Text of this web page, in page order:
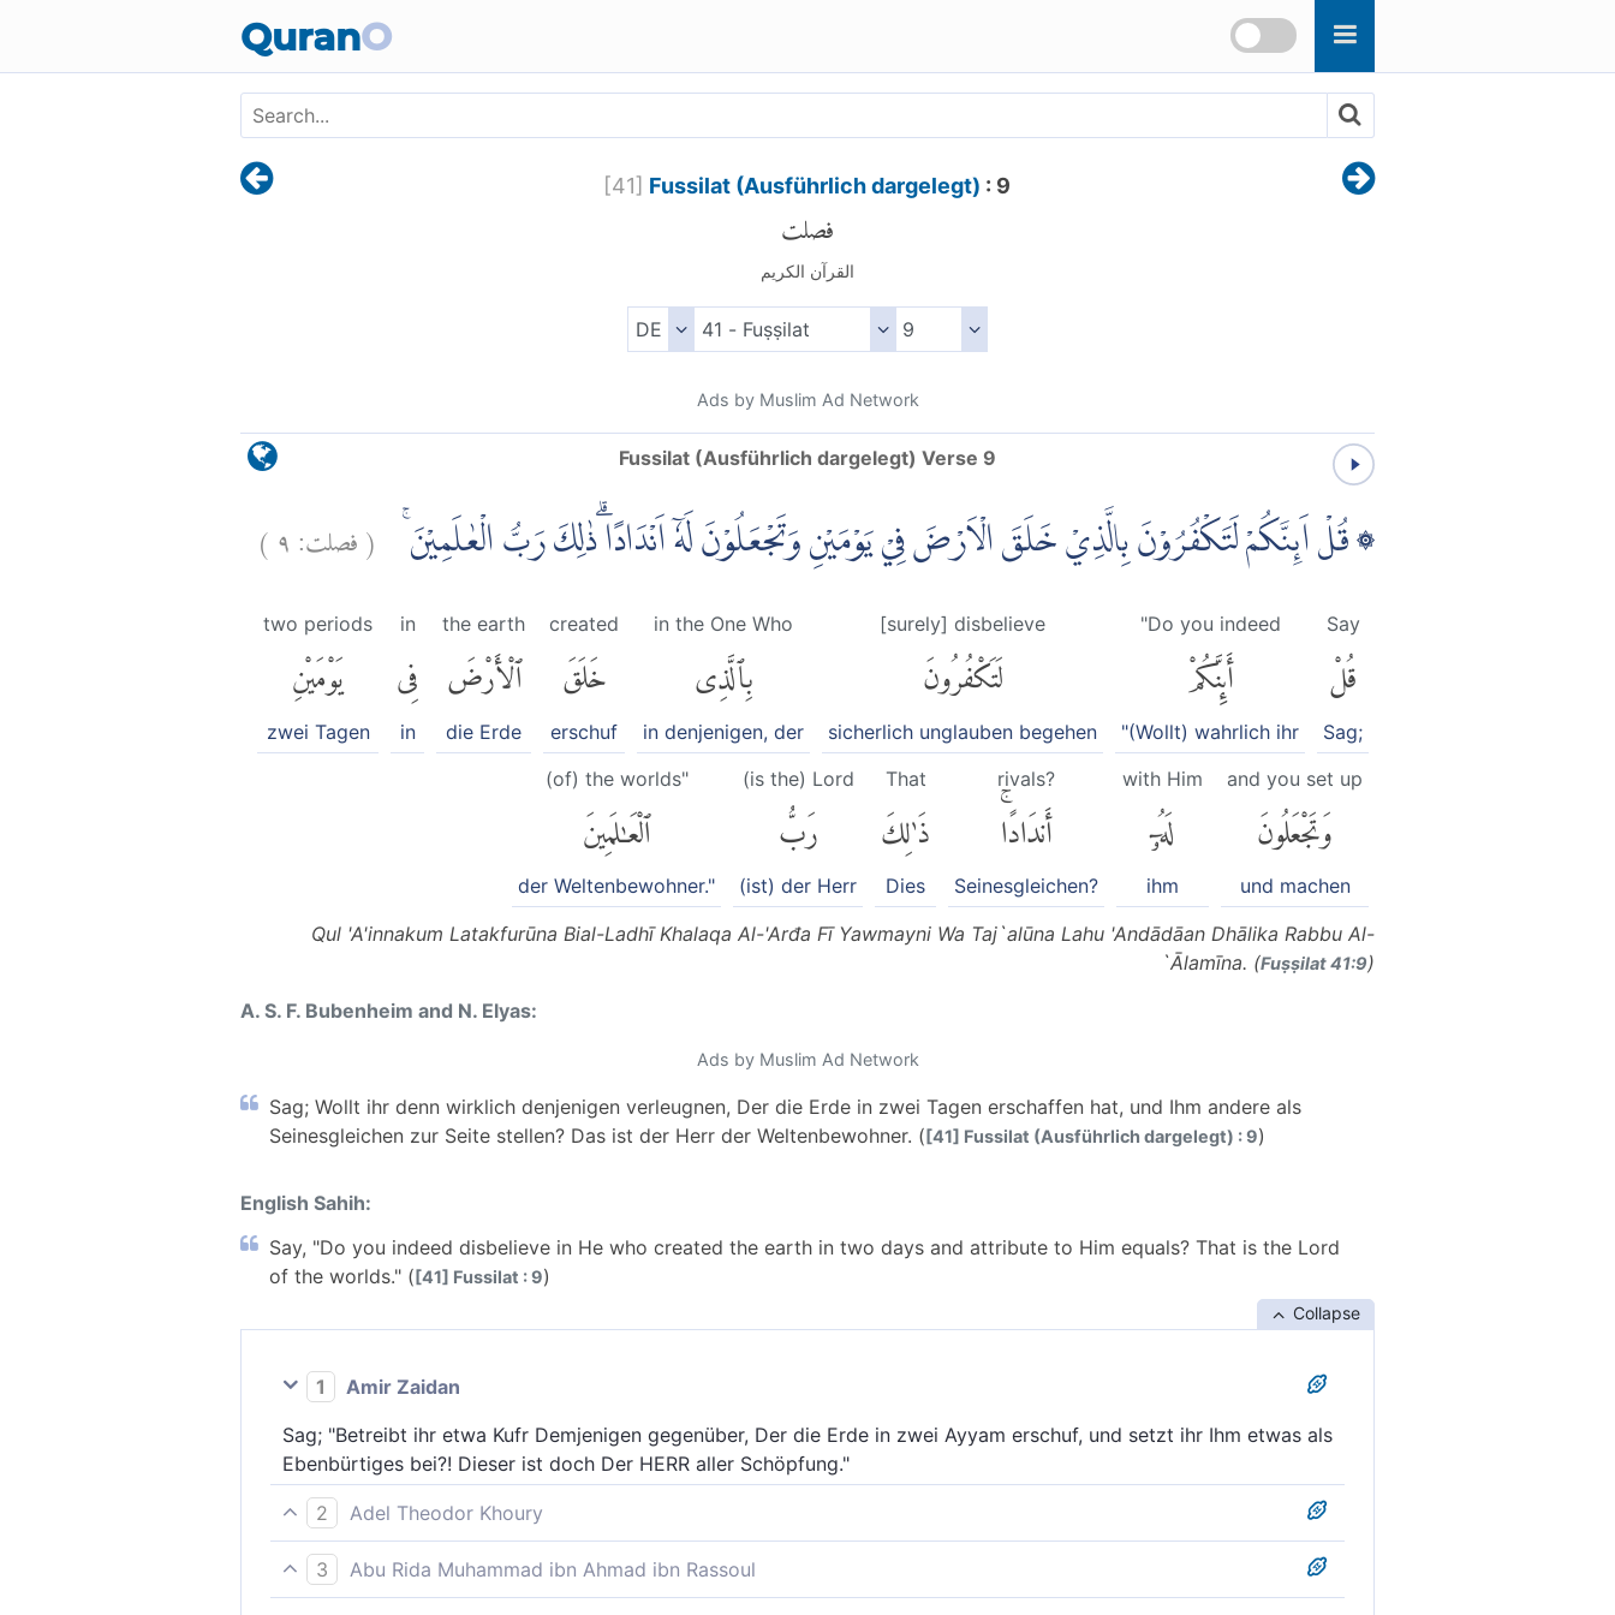
QuranO
[41] Fussilat (Ausführlich dargelegt) : 9
فصلت
القرآن الكريم
Ads by Muslim Ad Network
Fussilat (Ausführlich dargelegt) Verse 9
۞ قُلْ اَىِٕنَّكُمْ لَتَكْفُرُوْنَ بِالَّذِيْ خَلَقَ الْاَرْضَ فِيْ يَوْمَيْنِ وَتَجْعَلُوْنَ لَهٗٓ اَنْدَادًا ۗذٰلِكَ رَبُّ الْعٰلَمِيْنَ ۚ (فصلت:٩)
Say
قُلْ
Sag;
"Do you indeed
أَئِنَّكُمْ
"(Wollt) wahrlich ihr
[surely] disbelieve
لَتَكْفُرُونَ
sicherlich unglauben begehen
in the One Who
بِٱلَّذِى
in denjenigen, der
created
خَلَقَ
erschuf
the earth
ٱلْأَرْضَ
die Erde
in
فِى
in
two periods
يَوْمَيْنِ
zwei Tagen
and you set up
وَتَجْعَلُونَ
und machen
with Him
لَهُۥٓ
ihm
rivals?
أَندَادًاۚ
Seinesgleichen?
That
ذَٰلِكَ
Dies
(is the) Lord
رَبُّ
(ist) der Herr
(of) the worlds"
ٱلْعَٰلَمِينَ
der Weltenbewohner."
Qul 'A'innakum Latakfurūna Bial-Ladhī Khalaqa Al-'Arđa Fī Yawmayni Wa Taj`alūna Lahu 'Andādāan Dhālika Rabbu Al-
`Ālamīna. (Fuṣṣilat 41:9)
A. S. F. Bubenheim and N. Elyas:
Ads by Muslim Ad Network
Sag; Wollt ihr denn wirklich denjenigen verleugnen, Der die Erde in zwei Tagen erschaffen hat, und Ihm andere als
Seinesgleichen zur Seite stellen? Das ist der Herr der Weltenbewohner. ([41] Fussilat (Ausführlich dargelegt) : 9)
English Sahih:
Say, "Do you indeed disbelieve in He who created the earth in two days and attribute to Him equals? That is the Lord
of the worlds." ([41] Fussilat : 9)
Collapse
1
Amir Zaidan
Sag; "Betreibt ihr etwa Kufr Demjenigen gegenüber, Der die Erde in zwei Ayyam erschuf, und setzt ihr Ihm etwas als
Ebenbürtiges bei?! Dieser ist doch Der HERR aller Schöpfung."
2
Adel Theodor Khoury
Sprich; Wollt ihr wirklich den verleugnen, der die Erde in zwei Tagen erschaffen hat, und Ihm andere als Gegenpart
zur Seite stellen? Das ist doch der Herr der Welten.
3
Abu Rida Muhammad ibn Ahmad ibn Rassoul